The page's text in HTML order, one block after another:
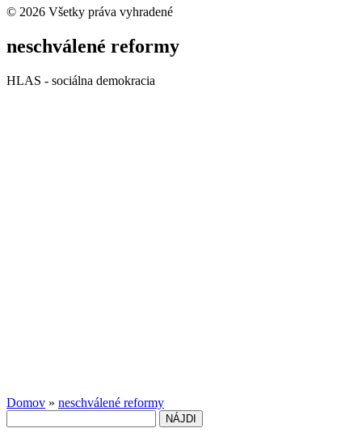
© 2026 Všetky práva vyhradené
neschválené reformy
HLAS - sociálna demokracia
Domov » neschválené reformy